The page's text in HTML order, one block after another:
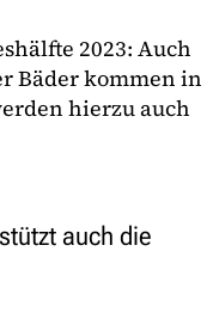
2023: Auch
Bäder kommen in
hierzu auch
auch die